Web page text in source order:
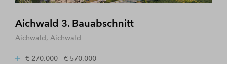
Aichwald 3. Bauabschnitt
Aichwald, Aichwald
€ 270.000 - € 570.000